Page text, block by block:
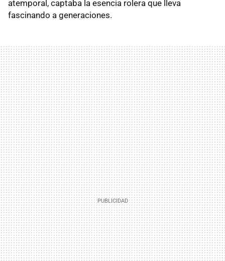
atemporal, captaba la esencia rolera que lleva
fascinando a generaciones.